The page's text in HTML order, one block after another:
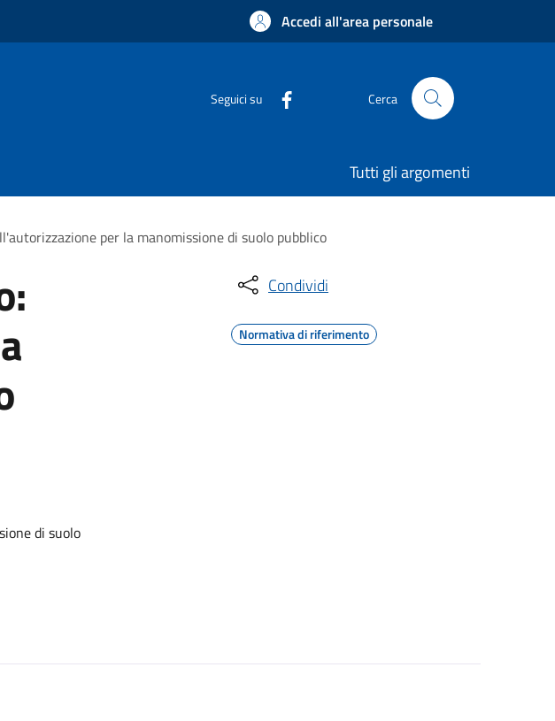
Accedi all'area personale
Seguici su Cerca
Tutti gli argomenti
per la manomissione di suolo pubblico
di suolo
Condividi
Normativa di riferimento